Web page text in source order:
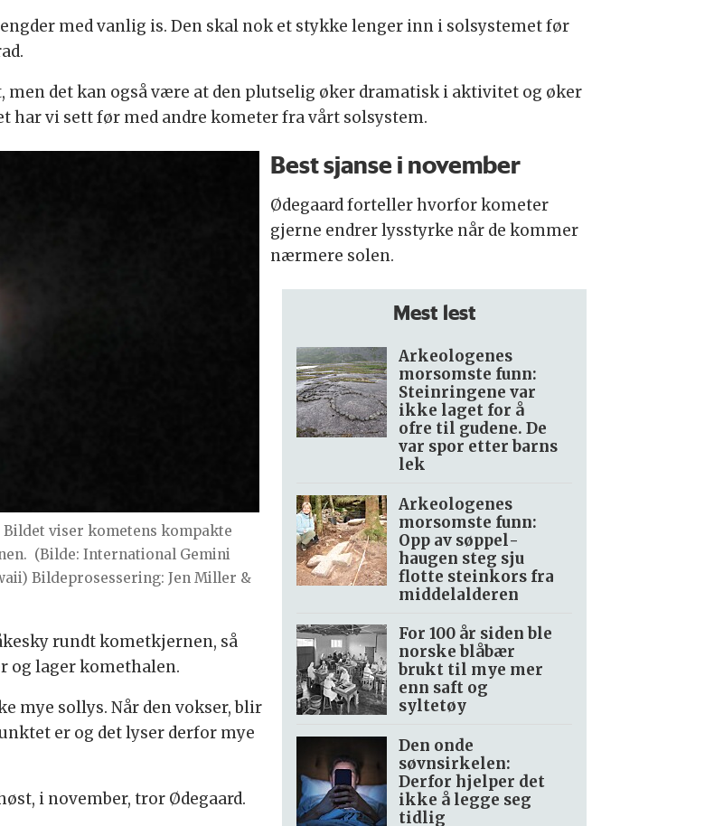
med vanlig is. Den skal nok et stykke lenger inn i solsystemet før
det kan også være at den plutselig øker dramatisk i aktivitet og øker
har vi sett før med andre kometer fra vårt solsystem.
Bildet viser kometens kompakte
(Bilde: International Gemini
Bildeprosessering: Jen Miller &
Best sjanse i november
Ødegaard forteller hvorfor kometer
gjerne endrer lysstyrke når de kommer
nærmere solen.
Mest lest
Arkeologenes
morsomste funn:
Steinringene var
ikke laget for å
ofre til gudene. De
var spor etter barns
lek
Arkeologenes
morsomste funn:
Opp av søppel­
haugen steg sju
flotte steinkors fra
middelalderen
For 100 år siden ble
norske blåbær
brukt til mye mer
enn saft og
syltetøy
Den onde
søvnsirkelen:
Derfor hjelper det
ikke å legge seg
tidlig
rundt kometkjernen, så
og lager komethalen.
mye sollys. Når den vokser, blir
er og det lyser derfor mye
i november, tror Ødegaard.